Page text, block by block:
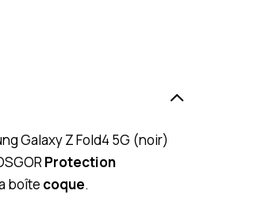
Galaxy Z Fold4 5G (noir)
Protection
boîte coque.